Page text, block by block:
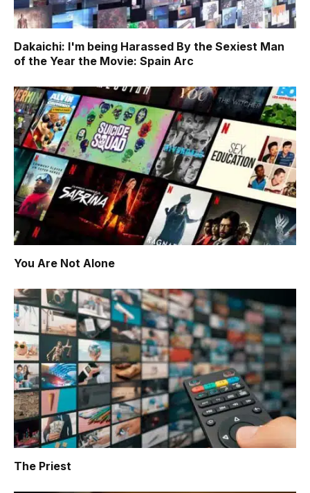
Dakaichi: I'm being Harassed By the Sexiest Man
of the Year the Movie: Spain Arc
You Are Not Alone
The Priest